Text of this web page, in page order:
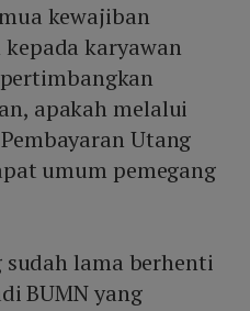
kewajiban
karyawan
apakah melalui
Utang
umum pemegang
sudah lama berhenti
BUMN yang